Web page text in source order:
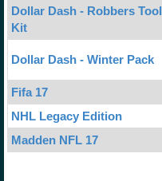
Dollar Dash - Robbers Tool
Kit
Dollar Dash - Winter Pack
Fifa 17
NHL Legacy Edition
Madden NFL 17